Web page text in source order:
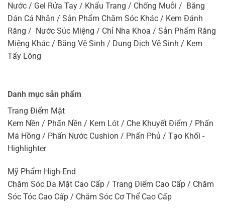
Nước / Gel Rửa Tay / Khẩu Trang / Chống Muỗi / Băng
Dán Cá Nhân / Sản Phẩm Chăm Sóc Khác / Kem Đánh
Răng / Nước Súc Miệng / Chỉ Nha Khoa / Sản Phẩm Răng
Miệng Khác / Băng Vệ Sinh / Dung Dịch Vệ Sinh / Kem
Tẩy Lông
Danh mục sản phẩm
Trang Điểm Mặt
Kem Nền / Phấn Nền / Kem Lót / Che Khuyết Điểm / Phấn
Má Hồng / Phấn Nước Cushion / Phấn Phủ / Tạo Khối -
Highlighter
Mỹ Phẩm High-End
Chăm Sóc Da Mặt Cao Cấp / Trang Điểm Cao Cấp / Chăm
Sóc Tóc Cao Cấp / Chăm Sóc Cơ Thể Cao Cấp